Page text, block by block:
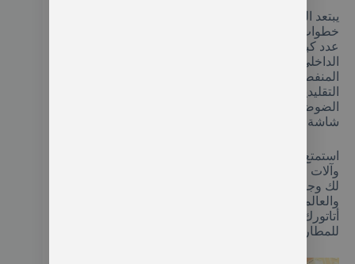
خطوات بسيطة عن شارع الاستقلال الذي يحتوي على
عدد كبير من البارات والمتاجر والمقاهي يضم المسبح
الداخلي وخدمات الكونسيرج ومكان الإقامة في الغرف
المنفصلة الخاصة بالمساج والساونا والبخار والحمامات
التقليدية التركية القديمة، جميع الغرف به معزولة عن
الضوضاء الخارجية وتضم منطقة جلوس كبيرة تضم
شاشة تدعم كافة القنوات الفضائية.
استمتع بإقامة مثالية في الغرفة، مع غلاية الكهرباء
وآلات صناعة القهوة والشاي وخزانة حفظ الودائع. يوفر
لك وجبات إفطار يومية بين الأكلات التركية التقليدية
والعالمية ستكون قريب من السلطان أحمد ومطار
أتاتورك ومركز إسطنبول للمؤتمرات. مع خدمات النقل
للمطار ومواقف صف السيارات.